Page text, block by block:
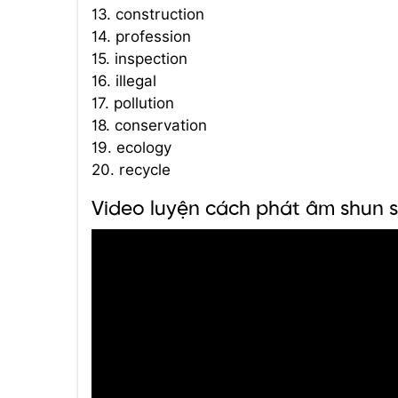
13. construction
14. profession
15. inspection
16. illegal
17. pollution
18. conservation
19. ecology
20. recycle
Video luyện cách phát âm shun